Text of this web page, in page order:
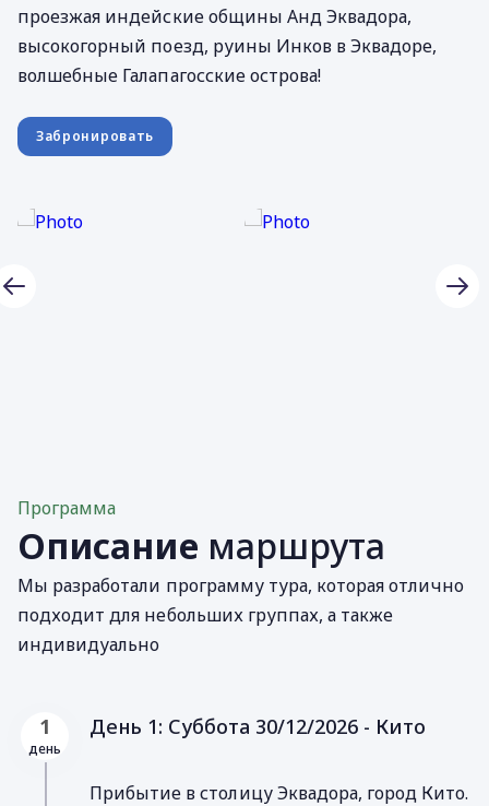
проезжая индейские общины Анд Эквадора,
высокогорный поезд, руины Инков в Эквадоре,
волшебные Галапагосские острова!
Забронировать
Программа
Описание маршрута
Мы разработали программу тура, которая отлично
подходит для небольших группах, а также
индивидуально
1
день
День 1: Суббота 30/12/2026 - Кито
Прибытие в столицу Эквадора, город Кито.